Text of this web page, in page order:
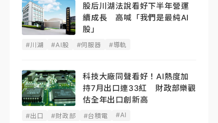
股后川湖法說看好下半年營運
續成長 高喊「我們是最純AI
股」
#川湖 #AI股 #伺服器 #導軌
科技大廠同聲看好！AI熱度加
持7月出口連33紅 財政部樂觀
估全年出口創新高
#出口 #財政部 #台積電 #AI